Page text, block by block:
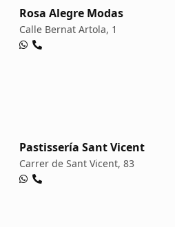
Rosa Alegre Modas
Calle Bernat Artola, 1
Pastissería Sant Vicent
Carrer de Sant Vicent, 83